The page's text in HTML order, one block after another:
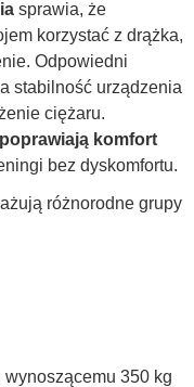
sprawia, że
korzystać z drążka,
Odpowiedni
stabilność urządzenia
ciężaru.
komfort
bez dyskomfortu.
różnorodne grupy
350 kg